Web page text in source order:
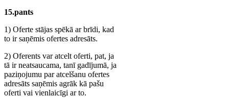
15.pants
1) Oferte stājas spēkā ar brīdi, kad
to ir saņēmis ofertes adresāts.
2) Oferents var atcelt oferti, pat, ja
tā ir neatsaucama, tanī gadījumā, ja
paziņojumu par atcelšanu ofertes
adresāts saņēmis agrāk kā pašu
oferti vai vienlaicīgi ar to.